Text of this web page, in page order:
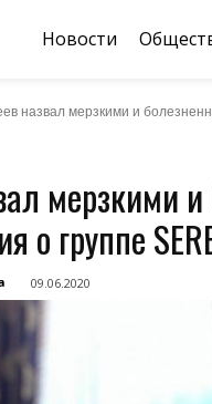
Новости
назвал мерзкими и
мерзкими
о группе
09.06.2020